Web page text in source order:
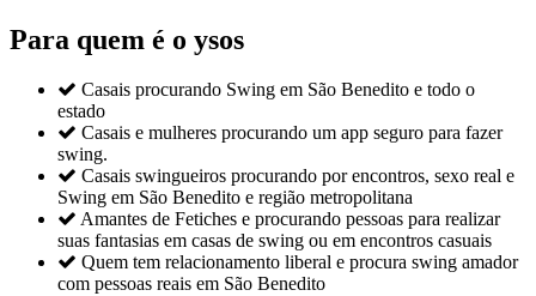
Para quem é o ysos
 Casais procurando Swing em São Benedito e todo o
estado
 Casais e mulheres procurando um app seguro para fazer
swing.
 Casais swingueiros procurando por encontros, sexo real e
Swing em São Benedito e região metropolitana
 Amantes de Fetiches e procurando pessoas para realizar
suas fantasias em casas de swing ou em encontros casuais
 Quem tem relacionamento liberal e procura swing amador
com pessoas reais em São Benedito